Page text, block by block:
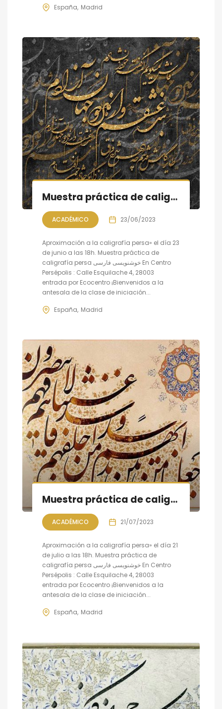
España Madrid
Muestra práctica de caligrafía persa, sesión X
ACADÉMICO 23/06/2023
Aproximación a la caligrafía persa» el día 23
de junio a las 18h. Muestra práctica de
caligrafía persa خوشنویسی فارسی En Centro
Persépolis : Calle Esquilache 4, 28003
entrada por Ecocentro ¡Bienvenidos a la
antesala de la clase de iniciación...
España Madrid
Muestra práctica de caligrafía persa
ACADÉMICO 21/07/2023
Aproximación a la caligrafía persa» el día 21
de julio a las 18h. Muestra práctica de
caligrafía persa خوشنویسی فارسی En Centro
Persépolis : Calle Esquilache 4, 28003
entrada por Ecocentro ¡Bienvenidos a la
antesala de la clase de iniciación...
España Madrid